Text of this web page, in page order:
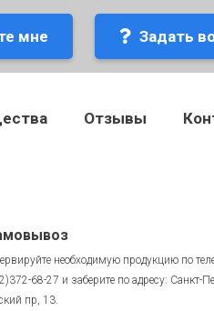
мне Задать
Отзывы
необходимую продукцию по
68-27 и заберите по адресу: Санкт-
пр, 13.